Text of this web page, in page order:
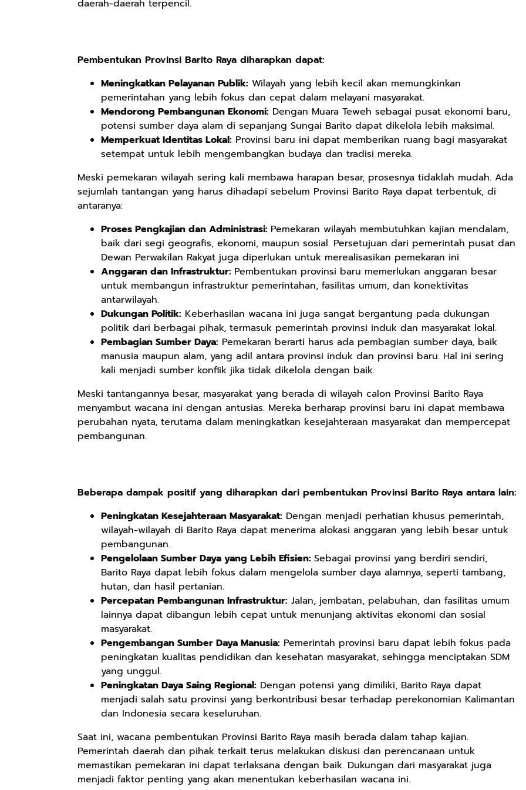
daerah-daerah terpencil.
Pembentukan Provinsi Barito Raya diharapkan dapat:
Meningkatkan Pelayanan Publik: Wilayah yang lebih kecil akan memungkinkan
pemerintahan yang lebih fokus dan cepat dalam melayani masyarakat.
Mendorong Pembangunan Ekonomi: Dengan Muara Teweh sebagai pusat ekonomi baru,
potensi sumber daya alam di sepanjang Sungai Barito dapat dikelola lebih maksimal.
Memperkuat Identitas Lokal: Provinsi baru ini dapat memberikan ruang bagi masyarakat
setempat untuk lebih mengembangkan budaya dan tradisi mereka.
Meski pemekaran wilayah sering kali membawa harapan besar, prosesnya tidaklah mudah. Ada
sejumlah tantangan yang harus dihadapi sebelum Provinsi Barito Raya dapat terbentuk, di
antaranya:
Proses Pengkajian dan Administrasi: Pemekaran wilayah membutuhkan kajian mendalam,
baik dari segi geografis, ekonomi, maupun sosial. Persetujuan dari pemerintah pusat dan
Dewan Perwakilan Rakyat juga diperlukan untuk merealisasikan pemekaran ini.
Anggaran dan Infrastruktur: Pembentukan provinsi baru memerlukan anggaran besar
untuk membangun infrastruktur pemerintahan, fasilitas umum, dan konektivitas
antarwilayah.
Dukungan Politik: Keberhasilan wacana ini juga sangat bergantung pada dukungan
politik dari berbagai pihak, termasuk pemerintah provinsi induk dan masyarakat lokal.
Pembagian Sumber Daya: Pemekaran berarti harus ada pembagian sumber daya, baik
manusia maupun alam, yang adil antara provinsi induk dan provinsi baru. Hal ini sering
kali menjadi sumber konflik jika tidak dikelola dengan baik.
Meski tantangannya besar, masyarakat yang berada di wilayah calon Provinsi Barito Raya
menyambut wacana ini dengan antusias. Mereka berharap provinsi baru ini dapat membawa
perubahan nyata, terutama dalam meningkatkan kesejahteraan masyarakat dan mempercepat
pembangunan.
Beberapa dampak positif yang diharapkan dari pembentukan Provinsi Barito Raya antara lain:
Peningkatan Kesejahteraan Masyarakat: Dengan menjadi perhatian khusus pemerintah,
wilayah-wilayah di Barito Raya dapat menerima alokasi anggaran yang lebih besar untuk
pembangunan.
Pengelolaan Sumber Daya yang Lebih Efisien: Sebagai provinsi yang berdiri sendiri,
Barito Raya dapat lebih fokus dalam mengelola sumber daya alamnya, seperti tambang,
hutan, dan hasil pertanian.
Percepatan Pembangunan Infrastruktur: Jalan, jembatan, pelabuhan, dan fasilitas umum
lainnya dapat dibangun lebih cepat untuk menunjang aktivitas ekonomi dan sosial
masyarakat.
Pengembangan Sumber Daya Manusia: Pemerintah provinsi baru dapat lebih fokus pada
peningkatan kualitas pendidikan dan kesehatan masyarakat, sehingga menciptakan SDM
yang unggul.
Peningkatan Daya Saing Regional: Dengan potensi yang dimiliki, Barito Raya dapat
menjadi salah satu provinsi yang berkontribusi besar terhadap perekonomian Kalimantan
dan Indonesia secara keseluruhan.
Saat ini, wacana pembentukan Provinsi Barito Raya masih berada dalam tahap kajian.
Pemerintah daerah dan pihak terkait terus melakukan diskusi dan perencanaan untuk
memastikan pemekaran ini dapat terlaksana dengan baik. Dukungan dari masyarakat juga
menjadi faktor penting yang akan menentukan keberhasilan wacana ini.
Ebook Biografi
The Shadow
Khight |
Google Book
Eboo Novel
Suku Dayak
Borneo
Google Book
Ebook Vescovo
Kisah Nyata
Uskup Giulio
Mencuccini, C.P
di Kalimantan
Barat
Google Book
Rp149.450
Ebook 100 Anak
Tambang
cover
Rp98.049
Ebook The
Healing Wisdom
from the Heart
Rp2.999.000
Lukisan Sri
Sultan
Hamengkubowono
I dari Kopi Karya
Rudi Winarso
Lukisan Sri
Sultan
Hamengkubowono
X dari Kopi
Karya Rudi
Anyarmart
Lukisan Sri
Sultan
Hamengkubowono
II dari Kopi
Karya Rudi
Kaos Dayak Unik
Bisa Bernyanyi
Motif Gigi
Taring Ukuran M
Kaos Sastra
Dayak West
Borneo All Size
Tema
Anyarmart